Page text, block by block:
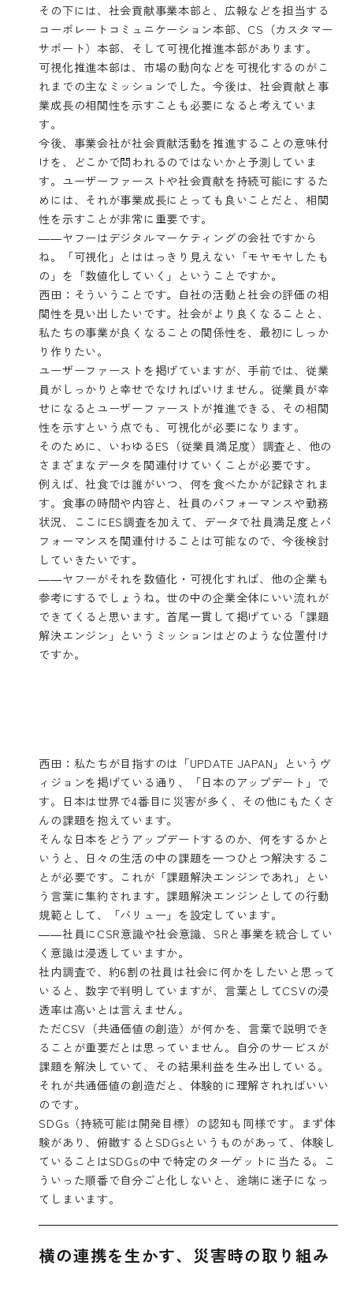
その下には、社会貢献事業本部と、広報などを担当する
コーポレートコミュニケーション本部、CS（カスタマー
サポート）本部、そして可視化推進本部があります。
可視化推進本部は、市場の動向などを可視化するのがこ
れまでの主なミッションでした。今後は、社会貢献と事
業成長の相関性を示すことも必要になると考えていま
す。
今後、事業会社が社会貢献活動を推進することの意味付
けを、どこかで問われるのではないかと予測していま
す。ユーザーファーストや社会貢献を持続可能にするた
めには、それが事業成長にとっても良いことだと、相関
性を示すことが非常に重要です。
――ヤフーはデジタルマーケティングの会社ですから
ね。「可視化」とははっきり見えない「モヤモヤしたも
の」を「数値化していく」ということですか。
西田：そういうことです。自社の活動と社会の評価の相
関性を見い出したいです。社会がより良くなることと、
私たちの事業が良くなることの関係性を、最初にしっか
り作りたい。
ユーザーファーストを掲げていますが、手前では、従業
員がしっかりと幸せでなければいけません。従業員が幸
せになるとユーザーファーストが推進できる、その相関
性を示すという点でも、可視化が必要になります。
そのために、いわゆるES（従業員満足度）調査と、他の
さまざまなデータを関連付けていくことが必要です。
例えば、社食では誰がいつ、何を食べたかが記録されま
す。食事の時間や内容と、社員のパフォーマンスや勤務
状況、ここにES調査を加えて、データで社員満足度とパ
フォーマンスを関連付けることは可能なので、今後検討
していきたいです。
――ヤフーがそれを数値化・可視化すれば、他の企業も
参考にするでしょうね。世の中の企業全体にいい流れが
できてくると思います。首尾一貫して掲げている「課題
解決エンジン」というミッションはどのような位置付け
ですか。
西田：私たちが目指すのは「UPDATE JAPAN」というヴ
ィジョンを掲げている通り、「日本のアップデート」で
す。日本は世界で4番目に災害が多く、その他にもたくさ
んの課題を抱えています。
そんな日本をどうアップデートするのか、何をするかと
いうと、日々の生活の中の課題を一つひとつ解決するこ
とが必要です。これが「課題解決エンジンであれ」とい
う言葉に集約されます。課題解決エンジンとしての行動
規範として、「バリュー」を設定しています。
――社員にCSR意識や社会意識、SRと事業を統合してい
く意識は浸透していますか。
社内調査で、約6割の社員は社会に何かをしたいと思って
いると、数字で判明していますが、言葉としてCSVの浸
透率は高いとは言えません。
ただCSV（共通価値の創造）が何かを、言葉で説明でき
ることが重要だとは思っていません。自分のサービスが
課題を解決していて、その結果利益を生み出している。
それが共通価値の創造だと、体験的に理解されればいい
のです。
SDGs（持続可能は開発目標）の認知も同様です。まず体
験があり、俯瞰するとSDGsというものがあって、体験し
ていることはSDGsの中で特定のターゲットに当たる。こ
ういった順番で自分ごと化しないと、途端に迷子になっ
てしまいます。
横の連携を生かす、災害時の取り組み